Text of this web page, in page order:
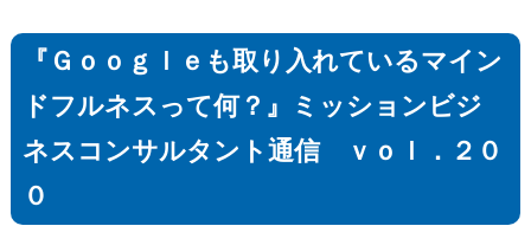
『Ｇｏｏｇｌｅも取り入れているマイン
ドフルネスって何？』ミッションビジ
ネスコンサルタント通信 ｖｏｌ．２０
０